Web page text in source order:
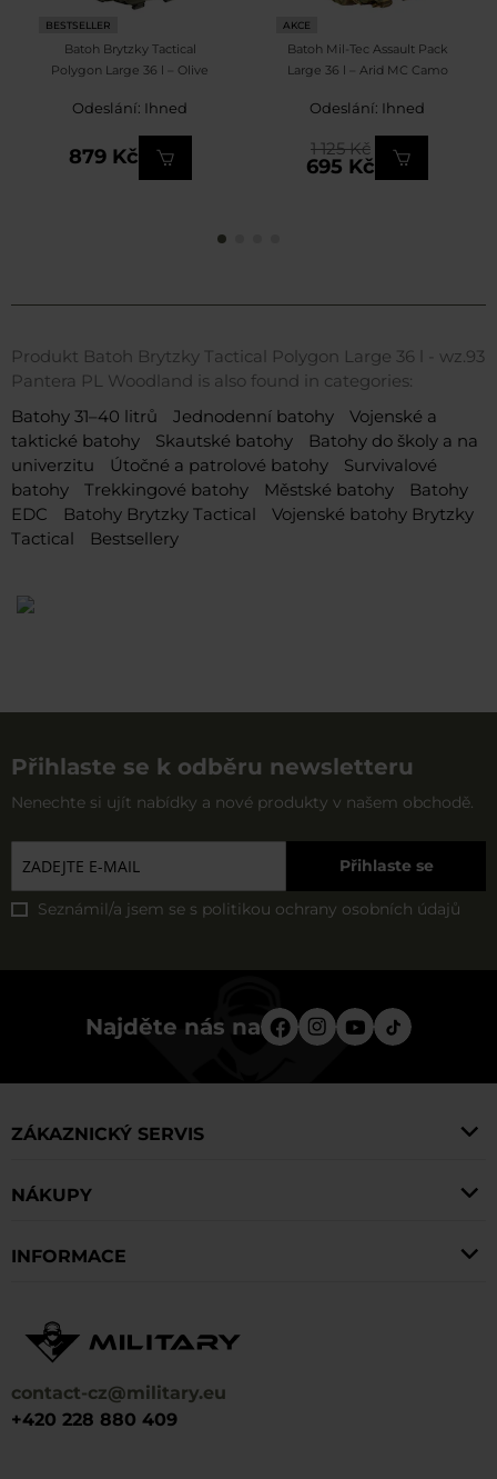
BESTSELLER
Batoh Brytzky Tactical
Polygon Large 36 l – Olive
Odeslání: Ihned
879 Kč
AKCE
Batoh Mil-Tec Assault Pack
Large 36 l – Arid MC Camo
Odeslání: Ihned
695 Kč
1 125 Kč
Produkt Batoh Brytzky Tactical Polygon Large 36 l - wz.93
Pantera PL Woodland is also found in categories:
Batohy 31–40 litrů
Jednodenní batohy
Vojenské a
taktické batohy
Skautské batohy
Batohy do školy a na
univerzitu
Útočné a patrolové batohy
Survivalové
batohy
Trekkingové batohy Městské batohy
Batohy
EDC
Batohy Brytzky Tactical
Vojenské batohy Brytzky
Tactical
Bestsellery
Přihlaste se k odběru newsletteru
Nenechte si ujít nabídky a nové produkty v našem obchodě.
Přihlaste se
Seznámil/a jsem se s politikou ochrany osobních údajů
Najděte nás na
contact-cz@military.eu
+420 228 880 409
ZÁKAZNICKÝ SERVIS
NÁKUPY
INFORMACE